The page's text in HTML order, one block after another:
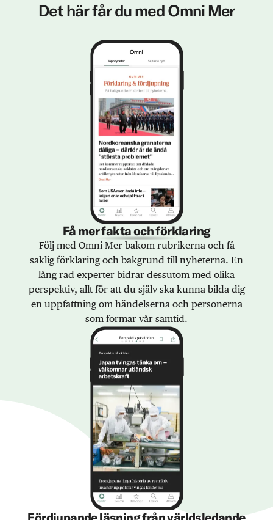
Det här får du med Omni Mer
Få mer fakta och förklaring
Följ med Omni Mer bakom rubrikerna och få
saklig förklaring och bakgrund till nyheterna. En
lång rad experter bidrar dessutom med olika
perspektiv, allt för att du själv ska kunna bilda dig
en uppfattning om händelserna och personerna
som formar vår samtid.